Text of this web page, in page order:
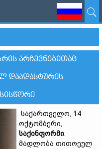
ᲐᲠᲩᲔᲕᲜᲔᲑᲘᲗᲐᲪ
ᲓᲐᲐᲓᲐᲡᲢᲣᲠᲔᲡ
საქართველო, 14
ოქტომბერი,
საქინფორმი.
მადლობა თითოეულ